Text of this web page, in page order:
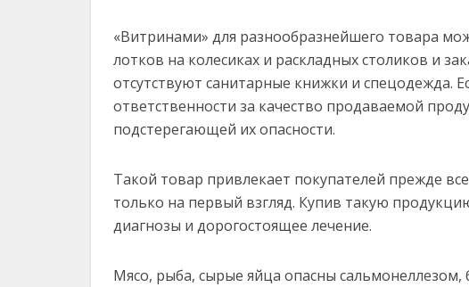
«Витринами» для разнообразнейшего товара
лотков на колесиках и раскладных столиков и
отсутствуют санитарные книжки и спецодежда.
ответственности за качество продаваемой
подстерегающей их опасности.
Такой товар привлекает покупателей прежде
только на первый взгляд. Купив такую
диагнозы и дорогостоящее лечение.
Мясо, рыба, сырые яйца опасны